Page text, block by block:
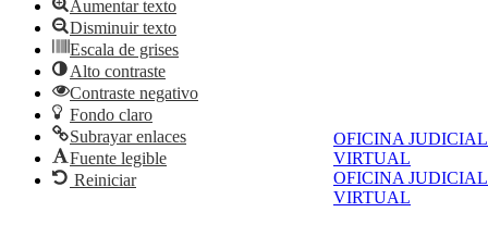
OFICINA JUDICIAL
VIRTUAL
OFICINA JUDICIAL
VIRTUAL
Aumentar texto
Disminuir texto
Escala de grises
Alto contraste
Contraste negativo
Fondo claro
Subrayar enlaces
Fuente legible
Reiniciar